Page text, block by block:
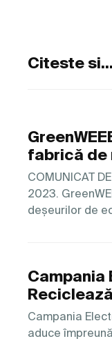
Citeste si...
fabrică de
COMUNICAT
2023.
deșeurilor de
Campania
Campania
aduce